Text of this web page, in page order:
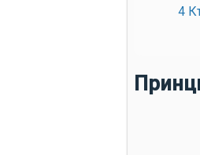
4